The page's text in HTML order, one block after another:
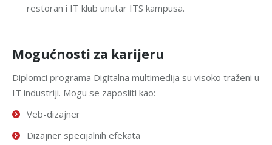
restoran i IT klub unutar ITS kampusa.
Mogućnosti za karijeru
Diplomci programa Digitalna multimedija su visoko traženi u
IT industriji. Mogu se zaposliti kao:
Veb-dizajner
Dizajner specijalnih efekata